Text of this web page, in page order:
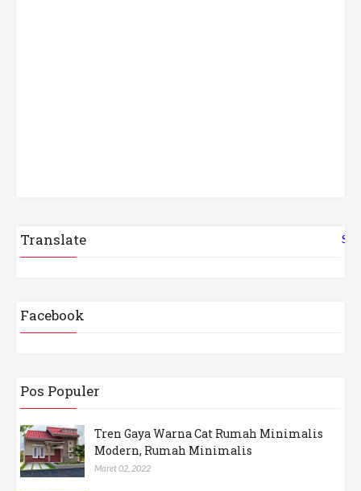
Translate
Facebook
Pos Populer
Tren Gaya Warna Cat Rumah Minimalis
Modern, Rumah Minimalis
Maret 02, 2022